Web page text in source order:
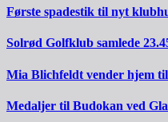
Første spadestik til nyt
Solrød Golfklub samlede
Mia Blichfeldt vender hjem
Medaljer til Budokan ved